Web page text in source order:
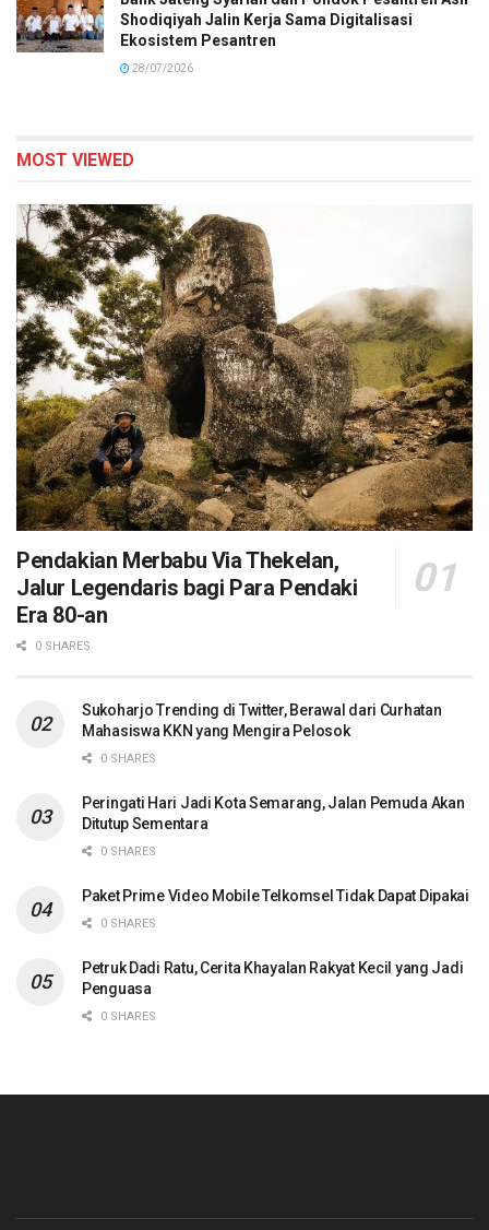
Shodiqiyah Jalin Kerja Sama Digitalisasi
Ekosistem Pesantren
28/07/2026
MOST VIEWED
Pendakian Merbabu Via Thekelan,
Jalur Legendaris bagi Para Pendaki
Era 80-an
0 SHARES
Sukoharjo Trending di Twitter, Berawal dari Curhatan
Mahasiswa KKN yang Mengira Pelosok
0 SHARES
Peringati Hari Jadi Kota Semarang, Jalan Pemuda Akan
Ditutup Sementara
0 SHARES
Paket Prime Video Mobile Telkomsel Tidak Dapat Dipakai
0 SHARES
Petruk Dadi Ratu, Cerita Khayalan Rakyat Kecil yang Jadi
Penguasa
0 SHARES